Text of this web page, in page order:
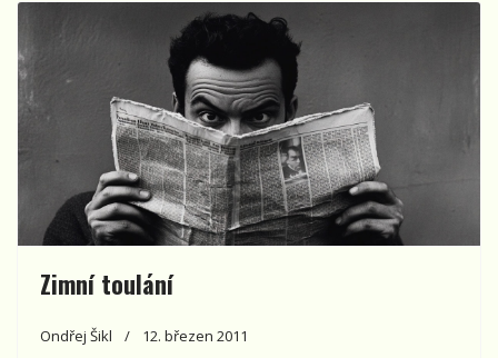
Zimní toulání
Ondřej Šikl 12. březen 2011